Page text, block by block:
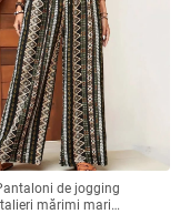
de jogging
mărimi mari